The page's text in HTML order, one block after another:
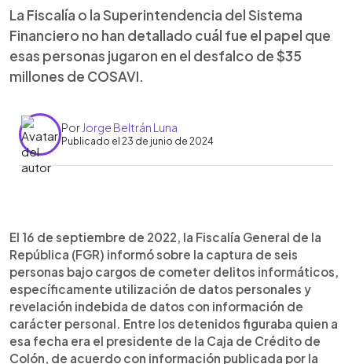
La Fiscalía o la Superintendencia del Sistema
Financiero no han detallado cuál fue el papel que
esas personas jugaron en el desfalco de $35
millones de COSAVI.
Por Jorge Beltrán Luna
Publicado el 23 de junio de 2024
Escuchar artículo
El 16 de septiembre de 2022, la Fiscalía General de la
República (FGR) informó sobre la captura de seis
personas bajo cargos de cometer delitos informáticos,
específicamente utilización de datos personales y
revelación indebida de datos con información de
carácter personal. Entre los detenidos figuraba quien a
esa fecha era el presidente de la Caja de Crédito de
Colón, de acuerdo con información publicada por la